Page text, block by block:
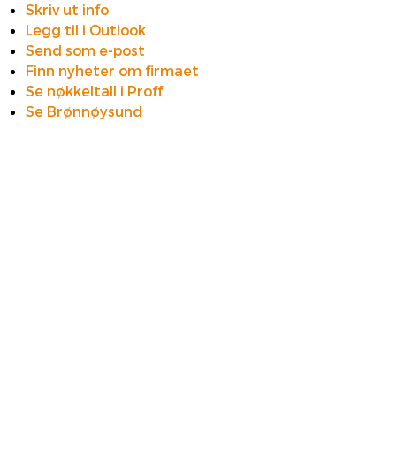
Skriv ut info
Legg til i Outlook
Send som e-post
Finn nyheter om firmaet
Se nøkkeltall i Proff
Se Brønnøysund